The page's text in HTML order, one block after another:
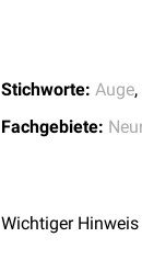
Stichworte: Auge,
Fachgebiete:
Wichtiger